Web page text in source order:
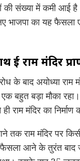
की संख्या में कमी आई
भाजपा का यह फैसला
राम मंदिर
के बाद अयोध्या राम
बहुत बड़ा मौका रहा।
राम मंदिर का निर्माण
राम मंदिर पर
फैसला आने के तुरंत बाद